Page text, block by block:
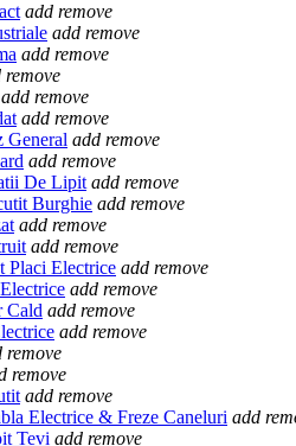
add remove
add remove
add remove
remove
add remove
add remove
General add remove
add remove
De Lipit add remove
Burghie add remove
add remove
add remove
Placi Electrice add remove
add remove
Cald add remove
add remove
remove
remove
add remove
Electrice & Freze Caneluri add
Tevi add remove